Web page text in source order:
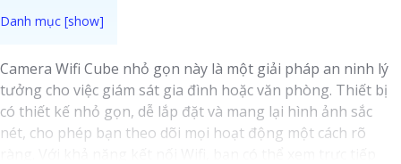
Camera Wifi Cube nhỏ gọn này là một giải pháp an ninh lý
tưởng cho việc giám sát gia đình hoặc văn phòng. Thiết bị
có thiết kế nhỏ gọn, dễ lắp đặt và mang lại hình ảnh sắc
nét, cho phép bạn theo dõi mọi hoạt động một cách rõ